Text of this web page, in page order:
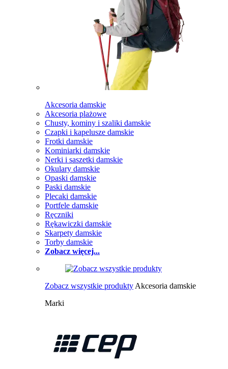
Akcesoria damskie
Akcesoria plażowe
Chusty, kominy i szaliki damskie
Czapki i kapelusze damskie
Frotki damskie
Kominiarki damskie
Nerki i saszetki damskie
Okulary damskie
Opaski damskie
Paski damskie
Plecaki damskie
Portfele damskie
Ręczniki
Rękawiczki damskie
Skarpety damskie
Torby damskie
Zobacz więcej...
Zobacz wszystkie produkty Akcesoria damskie
Marki